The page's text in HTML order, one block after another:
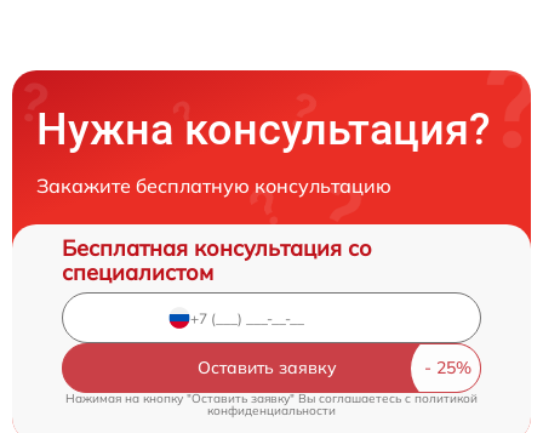
Нужна консультация?
Закажите бесплатную консультацию
Бесплатная консультация со
специалистом
Оставить заявку
Нажимая на кнопку "Оставить заявку" Вы соглашаетесь cполитикой
конфиденциальности